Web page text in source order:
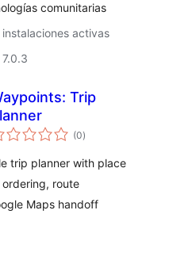
comunitarias
activas
Trip
(0valoraciones
en
)
trip planner with place
route
Maps handoff